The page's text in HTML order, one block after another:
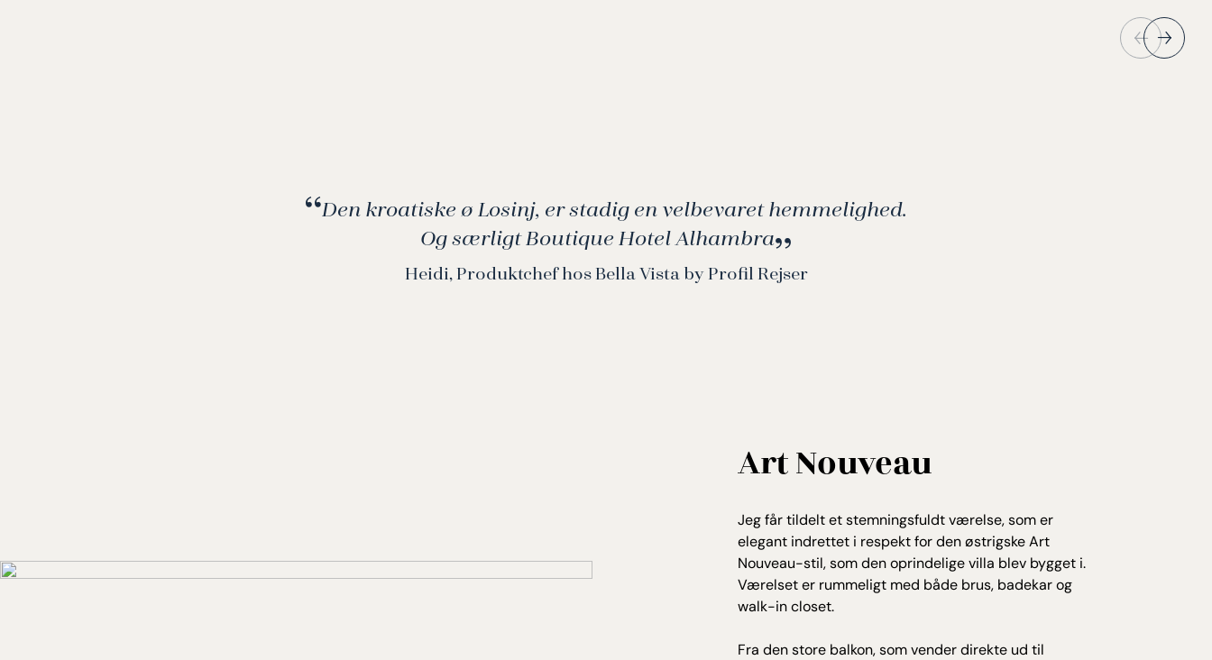
Den kroatiske ø Losinj, er stadig en velbevaret hemmelighed.
Og særligt Boutique Hotel Alhambra
Heidi, Produktchef hos Bella Vista by Profil Rejser
Art Nouveau
Jeg får tildelt et stemningsfuldt værelse, som er
elegant indrettet i respekt for den østrigske Art
Nouveau-stil, som den oprindelige villa blev bygget i.
Værelset er rummeligt med både brus, badekar og
walk-in closet.
Fra den store balkon, som vender direkte ud til